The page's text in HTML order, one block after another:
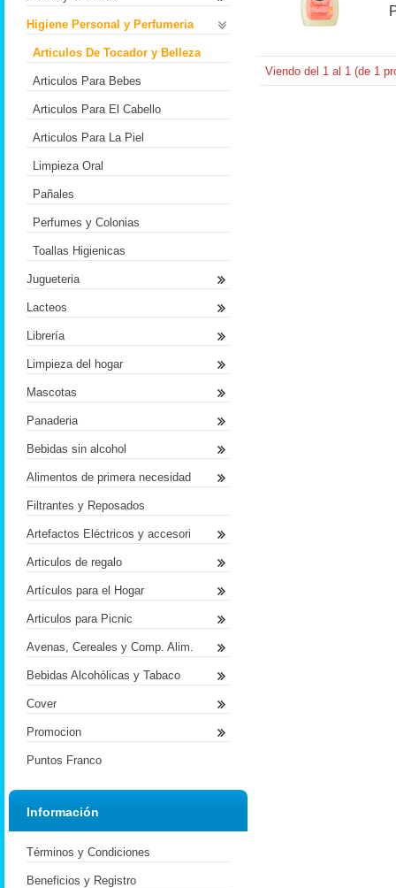
Viendo del 1 al 1 (de 1
Higiene Personal y Perfumeria
Articulos De Tocador y Belleza
Articulos Para Bebes
Articulos Para El Cabello
Articulos Para La Piel
Limpieza Oral
Pañales
Perfumes y Colonias
Toallas Higienicas
Jugueteria
Lacteos
Librería
Limpieza del hogar
Mascotas
Panaderia
Bebidas sin alcohol
Alimentos de primera necesidad
Filtrantes y Reposados
Artefactos Eléctricos y accesori
Articulos de regalo
Artículos para el Hogar
Articulos para Picnic
Avenas, Cereales y Comp. Alim.
Bebidas Alcohólicas y Tabaco
Cover
Promocion
Puntos Franco
Información
Términos y Condiciones
Beneficios y Registro